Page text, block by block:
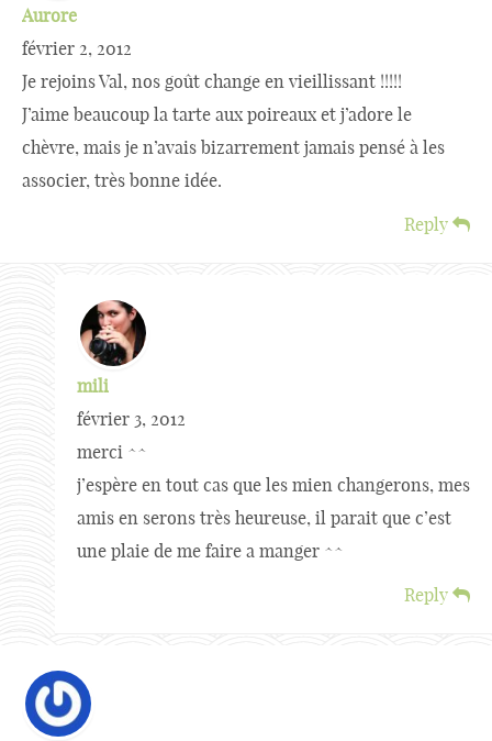
Aurore
février 2, 2012
Je rejoins Val, nos goût change en vieillissant !!!!!
J’aime beaucoup la tarte aux poireaux et j’adore le
chèvre, mais je n’avais bizarrement jamais pensé à les
associer, très bonne idée.
Reply
mili
février 3, 2012
merci ^^
j’espère en tout cas que les mien changerons, mes
amis en serons très heureuse, il parait que c’est
une plaie de me faire a manger ^^
Reply